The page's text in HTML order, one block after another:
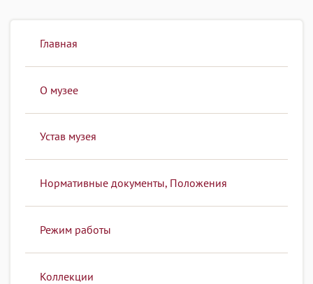
Главная
О музее
Устав музея
Нормативные документы, Положения
Режим работы
Коллекции